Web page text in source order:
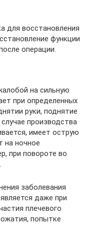
для восстановления
функции
операции.
на сильную
при определенных
руки, поднятие
производства
имеет острую
на ночное
при повороте во
заболевания
даже при
плечевого
попытке